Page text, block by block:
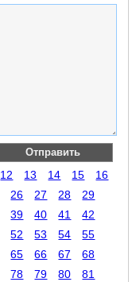
12 13 14 15
16
26 27 28
29
39 40 41
42
52 53 54
55
65 66 67
68
78 79 80
81